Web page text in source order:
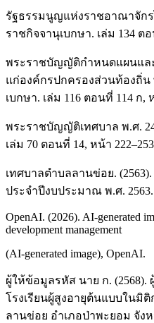
รัฐธรรมนูญแห่งราชอาณาจักร
ราชกิจจานุเบกษา. เล่ม 134 ต
พระราชบัญญัติกำหนดแผนแล
แก่องค์กรปกครองส่วนท้องถิ่น
เบกษา. เล่ม 116 ตอนที่ 114 ก,
พระราชบัญญัติเทศบาล พ.ศ.
เล่ม 70 ตอนที่ 14, หน้า
เทศบาลตำบลลานข่อย.
ประจำปีงบประมาณ พ.ศ.
OpenAI. (2026). AI-generated
development management
(AI-generated image), OpenAI.
ผู้ให้ข้อมูลรหัส นาย ก.
โรงเรียนผู้สูงอายุต้นแบบในมิ
ลานข่อย อำเภอป่าพะยอม จั